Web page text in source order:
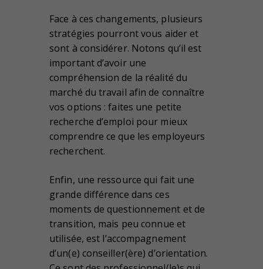
Face à ces changements, plusieurs
stratégies pourront vous aider et
sont à considérer. Notons qu’il est
important d’avoir une
compréhension de la réalité du
marché du travail afin de connaître
vos options : faites une petite
recherche d’emploi pour mieux
comprendre ce que les employeurs
recherchent.
Enfin, une ressource qui fait une
grande différence dans ces
moments de questionnement et de
transition, mais peu connue et
utilisée, est l’accompagnement
d’un(e) conseiller(ère) d’orientation.